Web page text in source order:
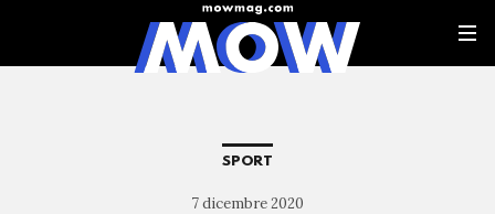
SPORT
7 dicembre 2020